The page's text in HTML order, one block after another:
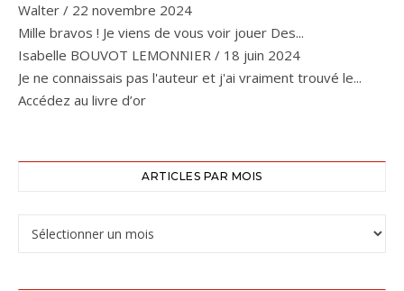
Walter / 22 novembre 2024
Mille bravos ! Je viens de vous voir jouer Des...
Isabelle BOUVOT LEMONNIER / 18 juin 2024
Je ne connaissais pas l'auteur et j'ai vraiment trouvé le...
Accédez au livre d’or
ARTICLES PAR MOIS